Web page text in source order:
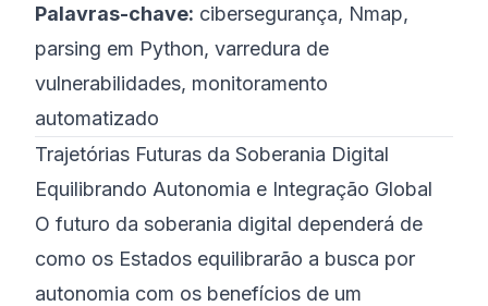
Palavras-chave: cibersegurança, Nmap,
parsing em Python, varredura de
vulnerabilidades, monitoramento
automatizado
Trajetórias Futuras da Soberania Digital
Equilibrando Autonomia e Integração Global
O futuro da soberania digital dependerá de
como os Estados equilibrarão a busca por
autonomia com os benefícios de um